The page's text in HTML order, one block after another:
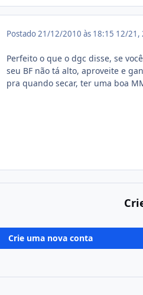
Postado21/12/2010 às 18:15 12/21,
Perfeito o que o dgc disse, se
seu BF não tá alto, aproveite e
pra quando secar, ter uma boa
Crie uma nova conta